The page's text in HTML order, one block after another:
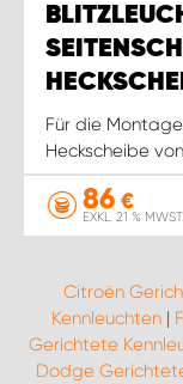
Für die
Heckscheibe
86 €
EXKL. 21 % MWST.
Citroën
Kennleuchten|
Gerichtete
Dodge